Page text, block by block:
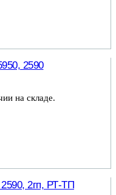
2590
на складе.
2гп, РТ-ТП